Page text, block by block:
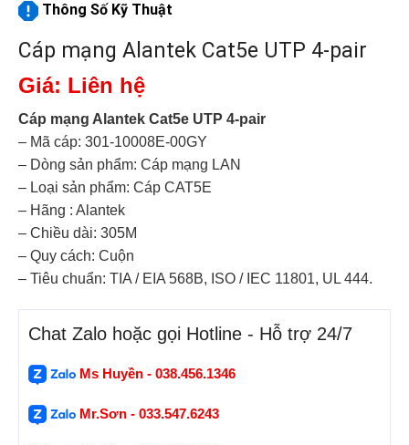
Thông Số Kỹ Thuật
Cáp mạng Alantek Cat5e UTP 4-pair
Giá: Liên hệ
Cáp mạng Alantek Cat5e UTP 4-pair
– Mã cáp: 301-10008E-00GY
– Dòng sản phẩm: Cáp mạng LAN
– Loại sản phẩm: Cáp CAT5E
– Hãng : Alantek
– Chiều dài: 305M
– Quy cách: Cuộn
– Tiêu chuẩn: TIA / EIA 568B, ISO / IEC 11801, UL 444.
Chat Zalo hoặc gọi Hotline - Hỗ trợ 24/7
Ms Huyền - 038.456.1346
Mr.Sơn - 033.547.6243